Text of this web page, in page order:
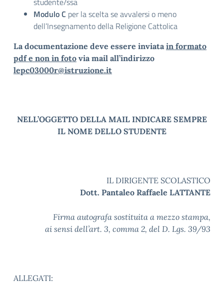
Modulo C per la scelta se avvalersi o meno
dell’Insegnamento della Religione Cattolica
La documentazione deve essere inviatain formato
pdf e non in foto via mail all’indirizzo
lepc03000r@istruzione.it
NELL’OGGETTO DELLA MAIL INDICARE SEMPRE
IL NOME DELLO STUDENTE
IL DIRIGENTE SCOLASTICO
Dott. Pantaleo Raffaele LATTANTE
Firma autografa sostituita a mezzo stampa,
ai sensi dell’art. 3, comma 2, del D. Lgs. 39/93
ALLEGATI: